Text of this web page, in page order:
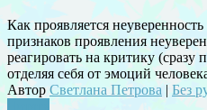
Как проявляется
признаков проявления
реагировать на критику (сразу
отделяя себя от эмоций
Автор Светлана Петрова | Без